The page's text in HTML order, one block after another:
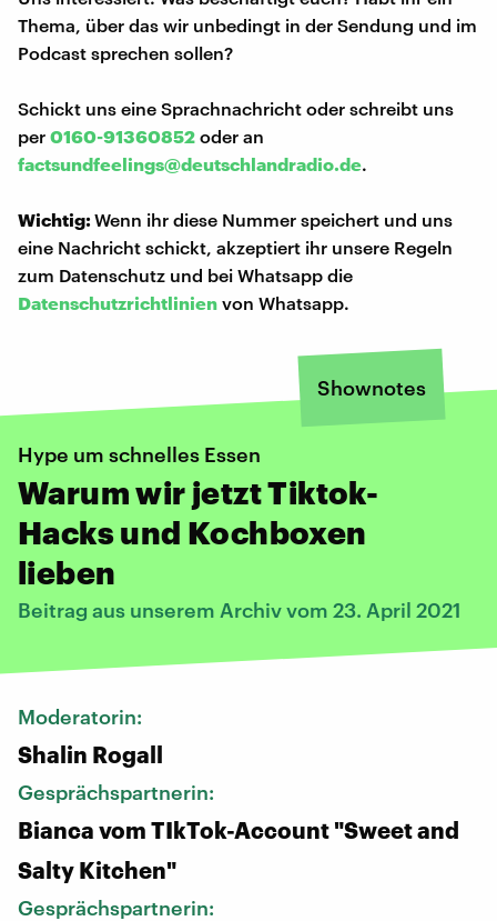
Thema, über das wir unbedingt in der Sendung und im
Podcast sprechen sollen?
Schickt uns eine Sprachnachricht oder schreibt uns
per 0160-91360852 oder an
factsundfeelings@deutschlandradio.de.
Wichtig:Wenn ihr diese Nummer speichert und uns
eine Nachricht schickt, akzeptiert ihr unsere Regeln
zum Datenschutz und bei Whatsapp die
Datenschutzrichtlinien von Whatsapp.
Shownotes
Hype um schnelles Essen
Warum wir jetzt Tiktok-
Hacks und Kochboxen
lieben
Beitrag aus unserem Archiv vom 23. April 2021
Moderatorin:
Shalin Rogall
Gesprächspartnerin:
Bianca vom TIkTok-Account "Sweet and
Salty Kitchen"
Gesprächspartnerin: